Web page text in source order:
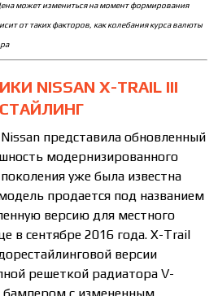
может измениться на момент формирования
от таких факторов, как колебания курса валюты
NISSAN X-TRAIL III
представила обновленный
модернизированного
уже была известна
продается под названием
версию для местного
в сентябре 2016 года. X-Trail
версии
решеткой радиатора V-